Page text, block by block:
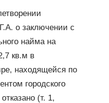
о заключении с
найма на
кв.м в
находящейся по
городского
(т. 1,